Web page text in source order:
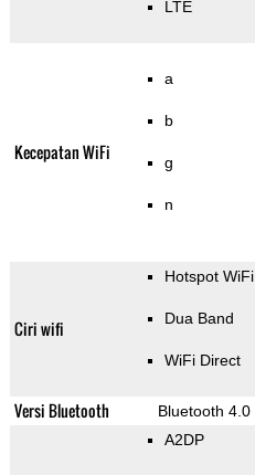
LTE
Kecepatan WiFi
a
b
g
n
Ciri wifi
Hotspot WiFi
Dua Band
WiFi Direct
Versi Bluetooth Bluetooth 4.0
A2DP